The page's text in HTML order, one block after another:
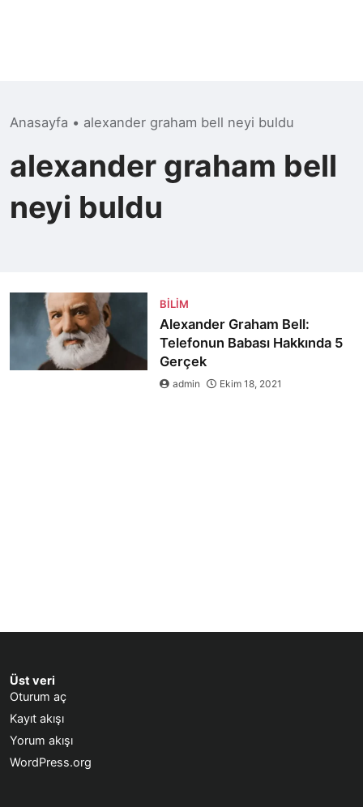
Anasayfa • alexander graham bell neyi buldu
alexander graham bell
neyi buldu
BILIM
Alexander Graham Bell:
Telefonun Babası Hakkında 5
Gerçek
admin Ekim 18, 2021
Üst veri
Oturum aç
Kayıt akışı
Yorum akışı
WordPress.org